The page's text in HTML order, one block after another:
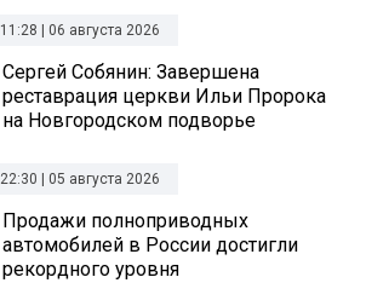
11:28 | 06 августа 2026
Сергей Собянин: Завершена
реставрация церкви Ильи Пророка
на Новгородском подворье
22:30 | 05 августа 2026
Продажи полноприводных
автомобилей в России достигли
рекордного уровня